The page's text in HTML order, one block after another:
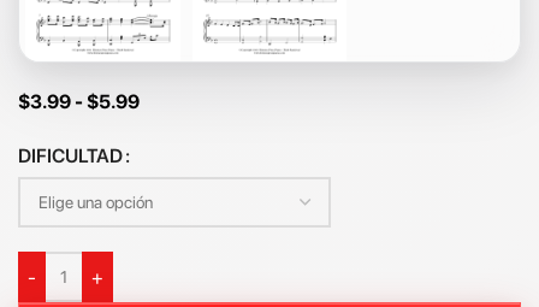
$3.99 -$5.99
DIFICULTAD
-
+